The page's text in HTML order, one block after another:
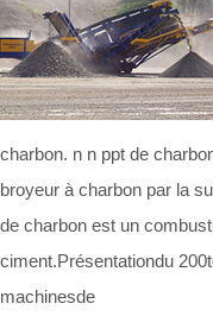
charbon. n n ppt de
broyeur à charbon par la
de charbon est un
ciment.Présentationdu
machinesde